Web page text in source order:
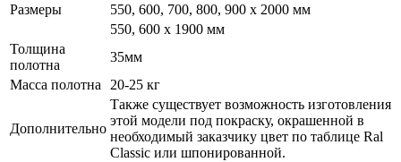
Размеры
550, 600, 700, 800, 900 x 2000 мм
550, 600 х 1900 мм
Толщина
полотна
35мм
Масса полотна
20-25 кг
Дополнительно
Также существует возможность изготовления
этой модели под покраску, окрашенной в
необходимый заказчику цвет по таблице Ral
Classic или шпонированной.